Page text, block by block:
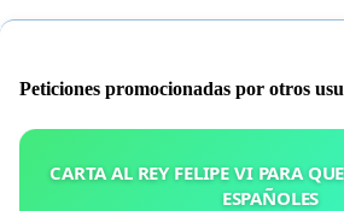
Peticiones promocionadas por otros
CARTA AL REY FELIPE VI PARA
ESPAÑOLES